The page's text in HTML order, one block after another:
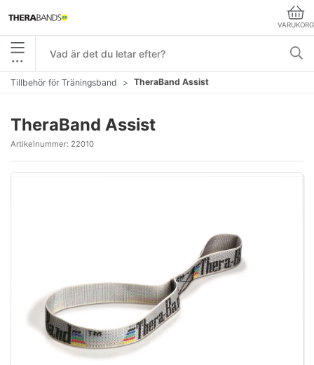
VARUKORG
•••
Tillbehör för Träningsband TheraBand Assist
TheraBand Assist
Artikelnummer: 22010